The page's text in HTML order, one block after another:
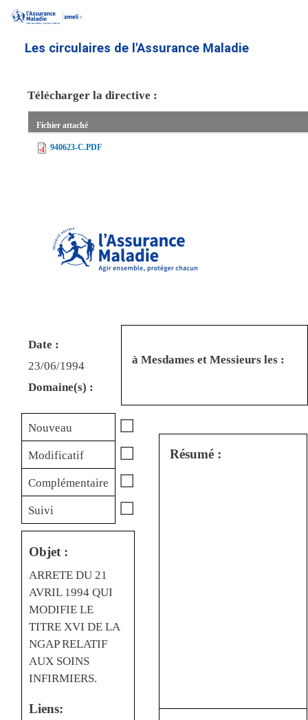
contenu
Les circulaires de l'Assurance Maladie
Télécharger la directive :
Fichier attaché
940623-C.PDF
Date :
23/06/1994
Domaine(s) :
à Mesdames et Messieurs les :
Nouveau ☐
Modificatif ☐
Complémentaire ☐
Suivi ☐
Objet :
ARRETE DU 21
AVRIL 1994 QUI
MODIFIE LE
TITRE XVI DE LA
NGAP RELATIF
AUX SOINS
INFIRMIERS.
Liens:
Résumé :